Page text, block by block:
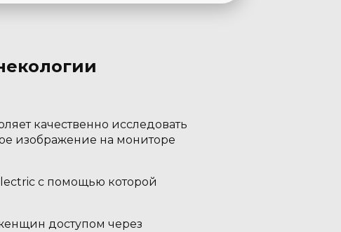
качественно исследовать
изображение на мониторе
с помощью которой
доступом через